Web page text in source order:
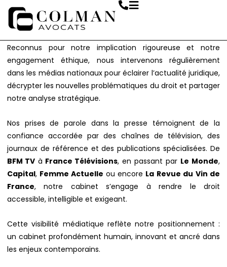
principal
LE CABINET DANS LA PRESSE
LE CABINET DANS LA PRESSE
Reconnus pour notre implication rigoureuse et notre
engagement éthique, nous intervenons régulièrement
dans les médias nationaux pour éclairer l’actualité juridique,
décrypter les nouvelles problématiques du droit et partager
notre analyse stratégique.
Nos prises de parole dans la presse témoignent de la
confiance accordée par des chaînes de télévision, des
journaux de référence et des publications spécialisées. De
BFM TV à France Télévisions, en passant par Le Monde,
Capital, Femme Actuelle ou encore La Revue du Vin de
France, notre cabinet s’engage à rendre le droit
accessible, intelligible et exigeant.
Cette visibilité médiatique reflète notre positionnement :
un cabinet profondément humain, innovant et ancré dans
les enjeux contemporains.